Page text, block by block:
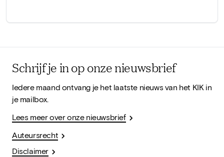
Schrijf je in op onze nieuwsbrief
Iedere maand ontvang je het laatste nieuws van het KIK in
je mailbox.
Lees meer over onze nieuwsbrief
Auteursrecht
Disclaimer